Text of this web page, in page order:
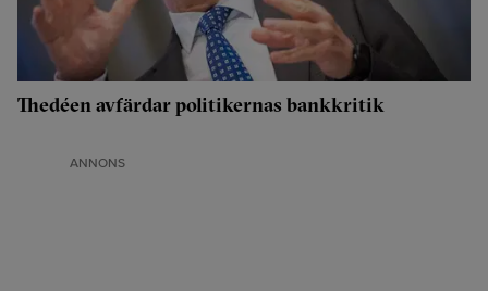
Thedéen avfärdar politikernas bankkritik
ANNONS